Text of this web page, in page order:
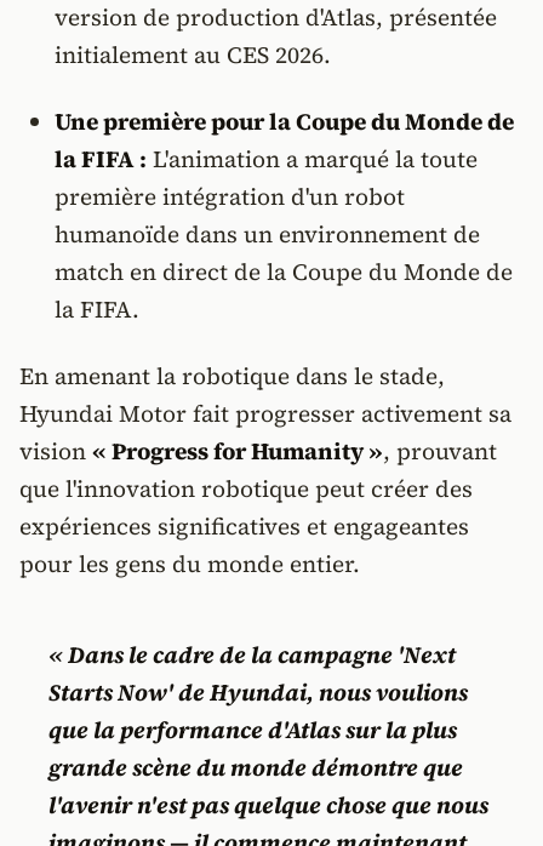
version de production d'Atlas, présentée
initialement au CES 2026.
Une première pour la Coupe du Monde de
la FIFA : L'animation a marqué la toute
première intégration d'un robot
humanoïde dans un environnement de
match en direct de la Coupe du Monde de
la FIFA.
En amenant la robotique dans le stade,
Hyundai Motor fait progresser activement sa
vision« Progress for Humanity », prouvant
que l'innovation robotique peut créer des
expériences significatives et engageantes
pour les gens du monde entier.
« Dans le cadre de la campagne 'Next
Starts Now' de Hyundai, nous voulions
que la performance d'Atlas sur la plus
grande scène du monde démontre que
l'avenir n'est pas quelque chose que nous